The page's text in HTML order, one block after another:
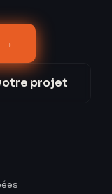
du favicon à
Les Créavores
pour des PME en
→
projet